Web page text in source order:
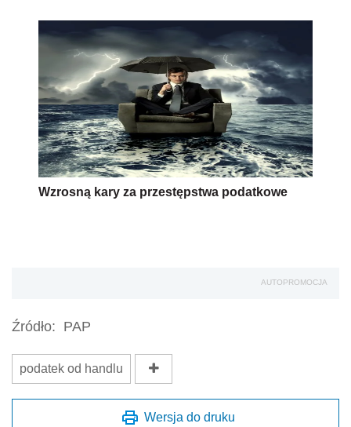
Wzrosną kary za przestępstwa podatkowe
AUTOPROMOCJA
Źródło: PAP
podatek od handlu
Wersja do druku